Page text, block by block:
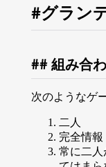
グラン
組み合
次のようなゲ
二人
完全情報
常に二人